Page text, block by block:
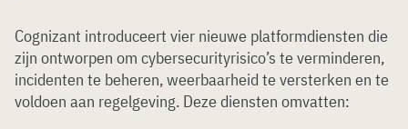
Cognizant introduceert vier nieuwe platformdiensten die
zijn ontworpen om cybersecurityrisico’s te verminderen,
incidenten te beheren, weerbaarheid te versterken en te
voldoen aan regelgeving. Deze diensten omvatten: